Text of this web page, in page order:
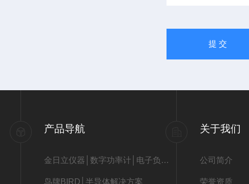
产品导航
金日立仪器│数字功率计│电子负载│LCR数字电桥│直流低电阻仪│7116C信号发生器│直流电源
鸟牌BIRD│半导体解决方案
关于我们
公司简介
荣誉资质